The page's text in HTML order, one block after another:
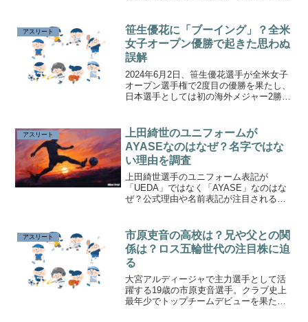
アスリート
笹生優花に「ブーイング」？全米
女子オープン優勝で起きた思わぬ
誤解
2024年6月2日、笹生優花選手が全米女子
オープン選手権で2度目の優勝を果たし、
日本選手としては初の海外メジャー2勝目
SNSの投稿が話題に。真相を探りまし
た。
アスリート
上田綺世のユニフォームが
AYASEなのはなぜ？名字ではな
い理由を調査
上田綺世選手のユニフォーム表記が
「UEDA」ではなく「AYASE」なのはな
ぜ？公式理由や名前表記が注目される背
アスリート
市原吏音の高校は？兄や父との関
係は？ロス五輪世代の注目株に迫
る
大宮アルディージャで主力選手として活
躍する19歳の市原吏音選手。クラブ史上
最年少でトップチームデビューを果た